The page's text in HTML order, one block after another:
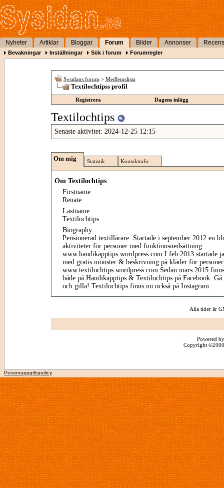
Nyheter Artiklar Bloggar Forum Bilder Annonser
Bevakningar Inställningar Sök i forum Forumregler
Sysidans forum > Medlemslista
Textilochtipss profil
Registrera Dagens inlägg
Textilochtips
Senaste aktivitet: 2024-12-25 12:15
Om mig Statistik Kontaktinfo
Om Textilochtips
Firstname
Renate
Lastname
Textilochtips
Biography
Pensionerad textillärare. Startade i september 2012 en
aktiviteter för personer med funktionsnedsättning:
www.handikapptips.wordpress.com I feb 2013 startade
med gratis mönster & beskrivning på kläder för
www.textilochtips.wordpress.com Sedan mars 2015
både på Handikapptips & Textilochtips på Facebook. Gå
och gilla! Textilochtips finns nu också på Instagram
Alla tider är
Powered
Copyright
Personuppgiftspolicy